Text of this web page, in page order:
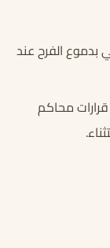
بدموع الفرح عند
محاكم